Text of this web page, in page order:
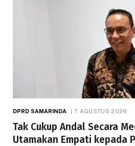
DPRD SAMARINDA 7 AGUSTUS 2026
Tak Cukup Andal Secara
Utamakan Empati kepada